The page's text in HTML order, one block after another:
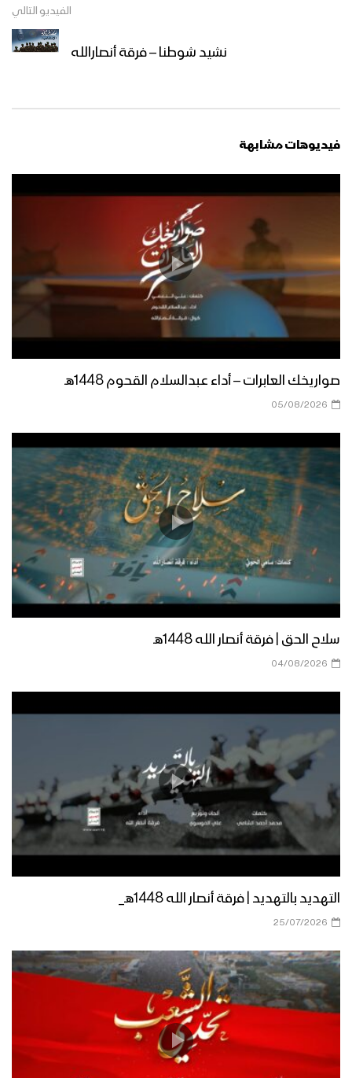
افتتاح معرض شهداء المنطقة العسكرية
المركزية بحضور قيادة المنطقة وعدد من
قيادات الدولة
للإعلام الحربي 1446هـ
نشيد فضل الشهداء – أداء فرقة أنصار الله
نصيحة شهيد – أداء قيس الرصاص & يحيى
الشرعي – 1446هـ
قروا عينا – القول السديد 1445هـ
بحر العطاء – فرقة أنصار الله 1445هـ
شهداء غزة | فرقة أنصار الله – 1445هـ
عبدالله موسى – أبو نصرالله
مأرب – افتتاح معرض صورالشهداء بمناسبة
ذكرى الشهيد في الجوبة
بهم نحيا | فرقة الشهيد القائد – 1445هـ
تعز – رسائل المجاهدين المرابطين في
جبهات عصيفرة والكدحة وحوامرة بمناسبة
الذكرى السنوية للشهيد 1445هـ
تعز – مقابلات مع المجاهدين المرابطين
في جبهة حيفان بمناسبة الذكرى السنوية
الفيديو التالي
نشيد شوطنا – فرقة أنصارالله
فيديوهات مشابهة
صواريخك العابرات – أداء عبدالسلام القحوم 1448هـ
05/08/2026
سلاح الحق | فرقة أنصار الله 1448هـ
04/08/2026
التهديد بالتهديد | فرقة أنصار الله 1448هـ_
25/07/2026